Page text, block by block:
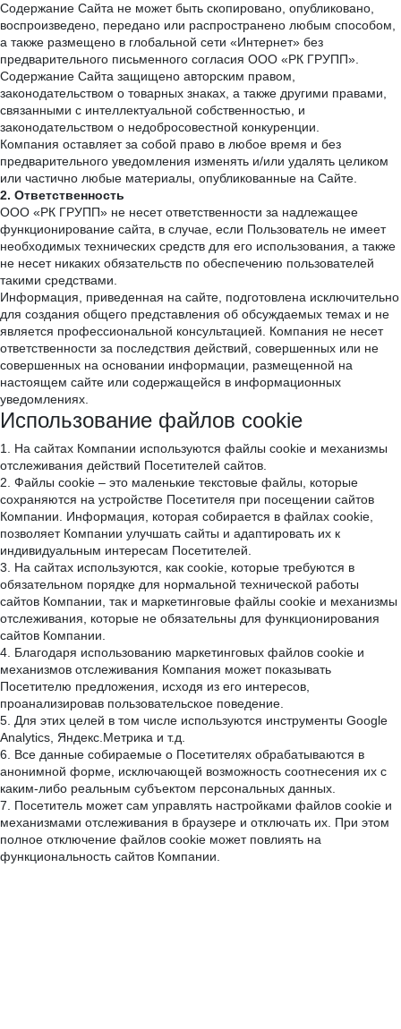
Содержание Сайта не может быть скопировано, опубликовано,
воспроизведено, передано или распространено любым способом,
а также размещено в глобальной сети «Интернет» без
предварительного письменного согласия ООО «РК ГРУПП».
Содержание Сайта защищено авторским правом,
законодательством о товарных знаках, а также другими правами,
связанными с интеллектуальной собственностью, и
законодательством о недобросовестной конкуренции.
Компания оставляет за собой право в любое время и без
предварительного уведомления изменять и/или удалять целиком
или частично любые материалы, опубликованные на Сайте.
2. Ответственность
ООО «РК ГРУПП» не несет ответственности за надлежащее
функционирование сайта, в случае, если Пользователь не имеет
необходимых технических средств для его использования, а также
не несет никаких обязательств по обеспечению пользователей
такими средствами.
Информация, приведенная на сайте, подготовлена исключительно
для создания общего представления об обсуждаемых темах и не
является профессиональной консультацией. Компания не несет
ответственности за последствия действий, совершенных или не
совершенных на основании информации, размещенной на
настоящем сайте или содержащейся в информационных
уведомлениях.
Использование файлов cookie
1. На сайтах Компании используются файлы cookie и механизмы
отслеживания действий Посетителей сайтов.
2. Файлы cookie – это маленькие текстовые файлы, которые
сохраняются на устройстве Посетителя при посещении сайтов
Компании. Информация, которая собирается в файлах cookie,
позволяет Компании улучшать сайты и адаптировать их к
индивидуальным интересам Посетителей.
3. На сайтах используются, как cookie, которые требуются в
обязательном порядке для нормальной технической работы
сайтов Компании, так и маркетинговые файлы cookie и механизмы
отслеживания, которые не обязательны для функционирования
сайтов Компании.
4. Благодаря использованию маркетинговых файлов cookie и
механизмов отслеживания Компания может показывать
Посетителю предложения, исходя из его интересов,
проанализировав пользовательское поведение.
5. Для этих целей в том числе используются инструменты Google
Analytics, Яндекс.Метрика и т.д.
6. Все данные собираемые о Посетителях обрабатываются в
анонимной форме, исключающей возможность соотнесения их с
каким-либо реальным субъектом персональных данных.
7. Посетитель может сам управлять настройками файлов cookie и
механизмами отслеживания в браузере и отключать их. При этом
полное отключение файлов cookie может повлиять на
функциональность сайтов Компании.